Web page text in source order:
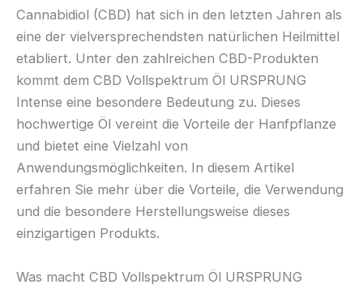
Cannabidiol (CBD) hat sich in den letzten Jahren als
eine der vielversprechendsten natürlichen Heilmittel
etabliert. Unter den zahlreichen CBD-Produkten
kommt dem CBD Vollspektrum Öl URSPRUNG
Intense eine besondere Bedeutung zu. Dieses
hochwertige Öl vereint die Vorteile der Hanfpflanze
und bietet eine Vielzahl von
Anwendungsmöglichkeiten. In diesem Artikel
erfahren Sie mehr über die Vorteile, die Verwendung
und die besondere Herstellungsweise dieses
einzigartigen Produkts.
Was macht CBD Vollspektrum Öl URSPRUNG